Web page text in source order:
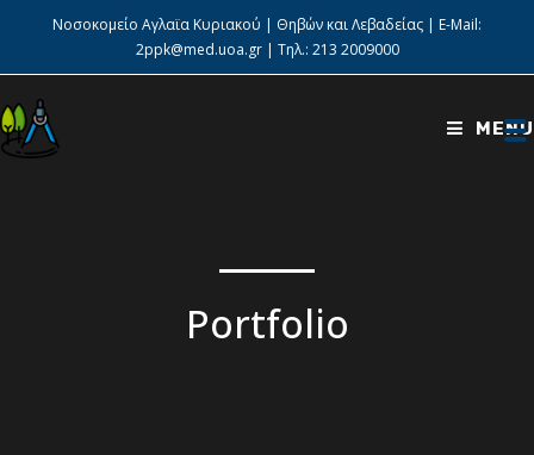
Νοσοκομείο Αγλαϊα Κυριακού | Θηβών και Λεβαδείας | E-Mail:
2ppk@med.uoa.gr| Τηλ.: 213 2009000
MENU
Portfolio